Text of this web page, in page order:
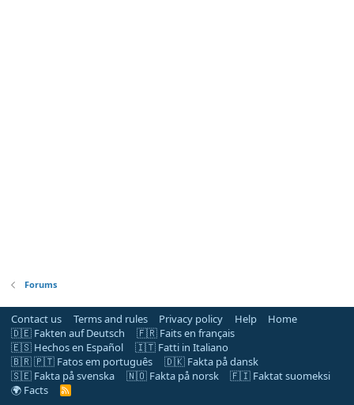
Forums
Contact us Terms and rules Privacy policy Help
Home
🇩🇪 Fakten auf Deutsch
🇫🇷 Faits en français
🇪🇸 Hechos en Español
🇮🇹 Fatti in Italiano
🇧🇷 🇵🇹 Fatos em português
🇩🇰 Fakta på dansk
🇸🇪 Fakta på svenska
🇳🇴 Fakta på norsk
🇫🇮 Faktat suomeksi
🌍 Facts
R